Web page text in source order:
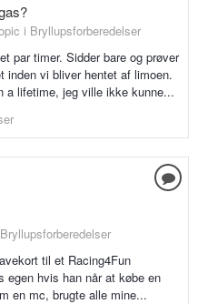
i Bryllupsforberedelser
par timer. Sidder bare og prøver
vi bliver hentet af limoen.
a lifetime, jeg ville ikke kunne...
Bryllupsforberedelser
til et Racing4Fun
egen hvis han når at købe en
en mc, brugte alle mine...